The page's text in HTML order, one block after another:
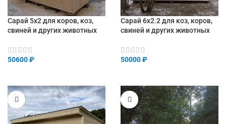
Сарай 5х2 для коров, коз,
свиней и других животных
50600₽
Сарай 6х2.2 для коз, коров,
свиней и других животных
50000₽